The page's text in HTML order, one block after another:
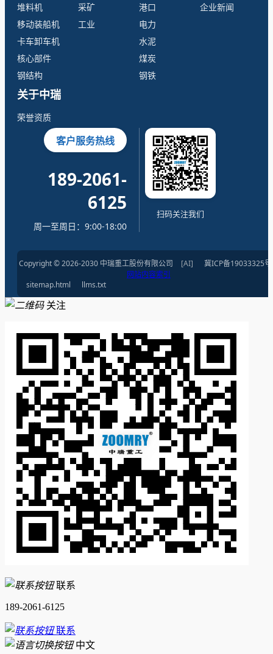
堆料机
移动装船机
卡车卸车机
核心部件
钢结构
采矿
工业
港口
电力
水泥
煤炭
钢铁
企业新闻
关于中瑞
荣誉资质
客户服务热线
189-2061-
6125
周一至周日：9:00-18:00
扫码关注我们
Copyright © 2026-2030 中瑞重工股份有限公司 [AI]
冀ICP备19033325
网站内容索引
sitemap.html
llms.txt
关注
联系
189-2061-6125
联系
中文